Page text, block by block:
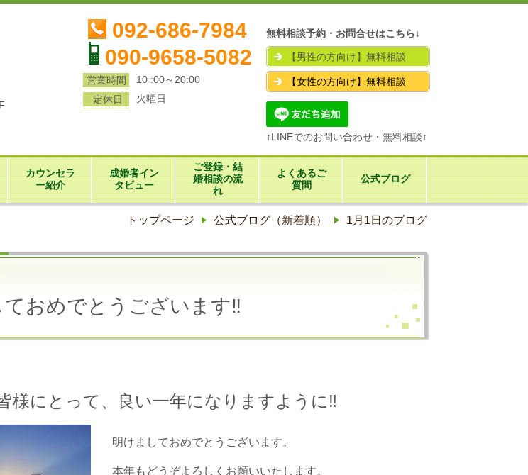
092-686-7984
090-9658-5082
営業時間
10 :00～20:00
定休日
火曜日
無料相談予約・お問合せはこちら↓
【男性の方向け】無料相談
【女性の方向け】無料相談
↑LINEでのお問い合わせ・無料相談↑
カウンセラ
ー紹介
成婚者イン
タビュー
ご登録・結
婚相談の流
れ
よくあるご
質問
公式ブログ
トップページ 公式ブログ（新着順） 1月1日のブログ
おめでとうございます‼
様にとって、良い一年になりますように‼
明けましておめでとうございます。
本年もどうぞよろしくお願いいたします。